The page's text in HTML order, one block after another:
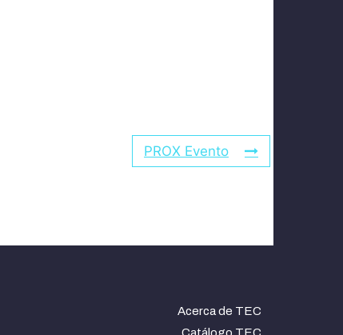
PROX Evento
Acerca de TEC
Catálogo TEC